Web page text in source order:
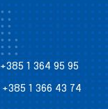
+385 1 364 95 95
+385 1 366 43 74